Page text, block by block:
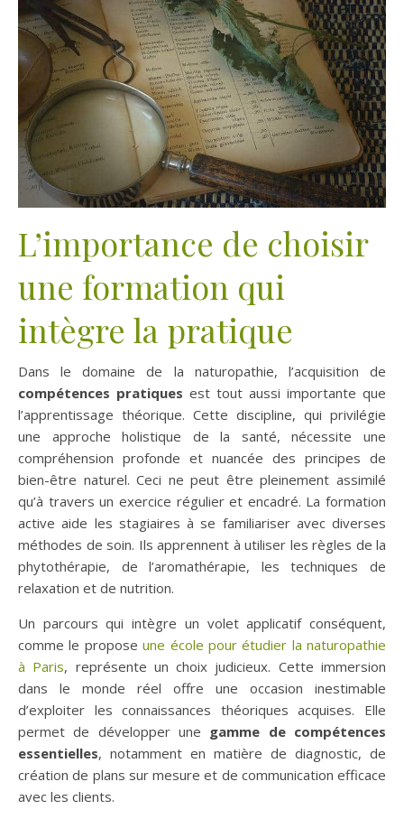
L’importance de choisir
une formation qui
intègre la pratique
Dans le domaine de la naturopathie, l’acquisition de
compétences pratiques est tout aussi importante que
l’apprentissage théorique. Cette discipline, qui privilégie
une approche holistique de la santé, nécessite une
compréhension profonde et nuancée des principes de
bien-être naturel. Ceci ne peut être pleinement assimilé
qu’à travers un exercice régulier et encadré. La formation
active aide les stagiaires à se familiariser avec diverses
méthodes de soin. Ils apprennent à utiliser les règles de la
phytothérapie, de l’aromathérapie, les techniques de
relaxation et de nutrition.
Un parcours qui intègre un volet applicatif conséquent,
comme le proposeune école pour étudier la naturopathie
à Paris, représente un choix judicieux. Cette immersion
dans le monde réel offre une occasion inestimable
d’exploiter les connaissances théoriques acquises. Elle
permet de développer une gamme de compétences
essentielles, notamment en matière de diagnostic, de
création de plans sur mesure et de communication efficace
avec les clients.